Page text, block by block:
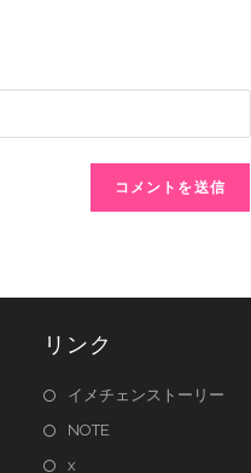
リンク
イメチェンストーリー
NOTE
x